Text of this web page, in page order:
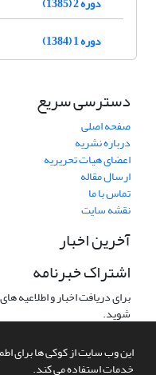
این وب سایت از کوکی ها برای
خدمات استفاده می کند.
دوره 1 (1384)
دسترسی سریع
صفحه اصلی
درباره نشریه
اعضای هیات تحریریه
ارسال مقاله
تماس با ما
نقشه سایت
آخرین اخبار
اشتراک خبرنامه
برای دریافت اخبار و اطلاعیه
شوید.